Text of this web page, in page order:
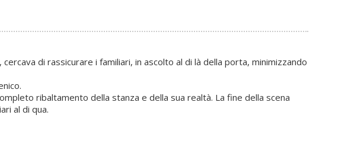
di rassicurare i familiari, in ascolto al di là della porta, minimizzando
ribaltamento della stanza e della sua realtà. La fine della scena
al di qua.